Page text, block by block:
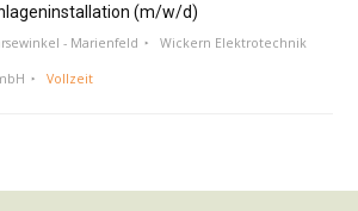
(m/w/d)
- Marienfeld Wickern Elektrotechnik
Vollzeit